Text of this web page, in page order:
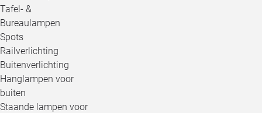
Tafel- &
Bureaulampen
Spots
Railverlichting
Buitenverlichting
Hanglampen voor
buiten
Staande lampen voor